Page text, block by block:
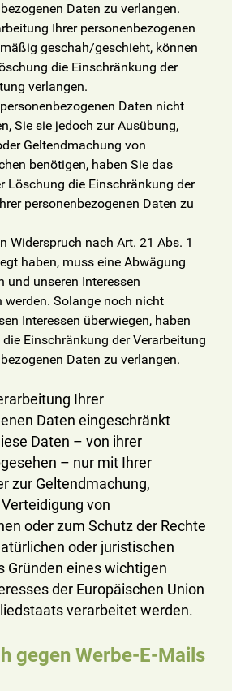
Daten zu verlangen.
Ihrer personenbezogenen
geschah/geschieht, können
die Einschränkung der
verlangen.
Daten nicht
Sie sie jedoch zur Ausübung,
Geltendmachung von
benötigen, haben Sie das
Löschung die Einschränkung der
personenbezogenen Daten zu
Widerspruch nach Art. 21 Abs. 1
haben, muss eine Abwägung
und unseren Interessen
werden. Solange noch nicht
Interessen überwiegen, haben
die Einschränkung der Verarbeitung
Daten zu verlangen.
Ihrer
Daten eingeschränkt
Daten – von ihrer
– nur mit Ihrer
zur Geltendmachung,
von
oder zum Schutz der Rechte
oder juristischen
Gründen eines wichtigen
der Europäischen Union
verarbeitet werden.
gegen Werbe-E-Mails